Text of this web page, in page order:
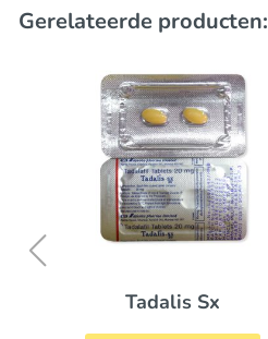
Gerelateerde producten:
Brand Cialis